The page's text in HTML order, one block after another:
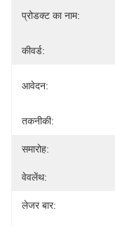
प्रोडक्ट का नाम:
कीवर्ड:
आवेदन:
तकनीकी:
समारोह:
वेवलेंथ:
लेजर बार: